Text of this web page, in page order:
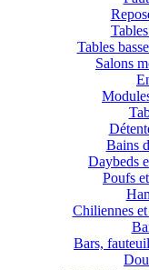
Tables
Salons
Bains
Daybeds
Poufs
Chiliennes
Bars,